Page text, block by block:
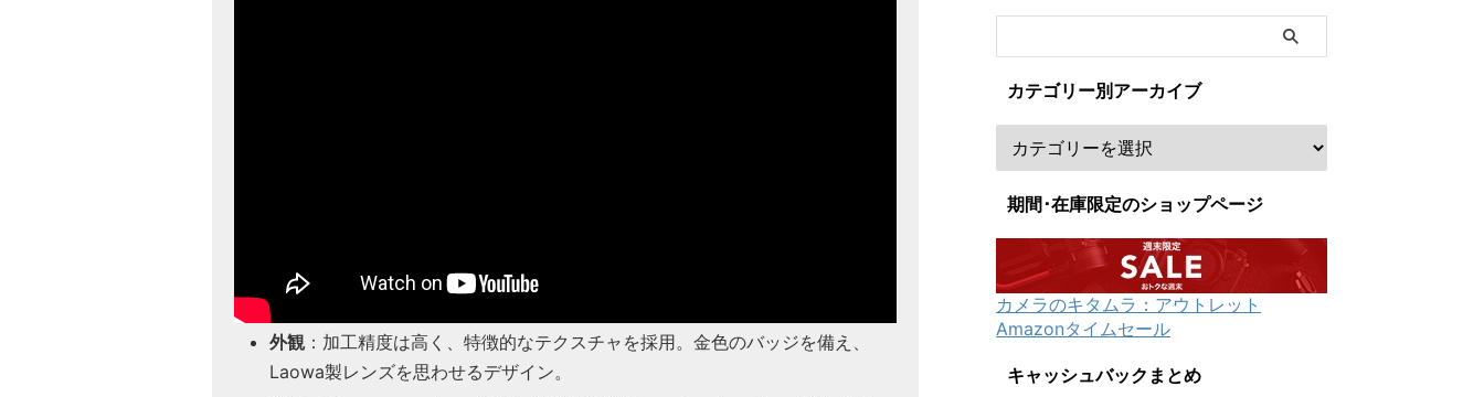
外観：加工精度は高く、特徴的なテクスチャを採用。金色のバッジを備え、
Laowa製レンズを思わせるデザイン。
カテゴリー別アーカイブ
期間･在庫限定のショップページ
カメラのキタムラ：アウトレット
Amazonタイムセール
キャッシュバックまとめ